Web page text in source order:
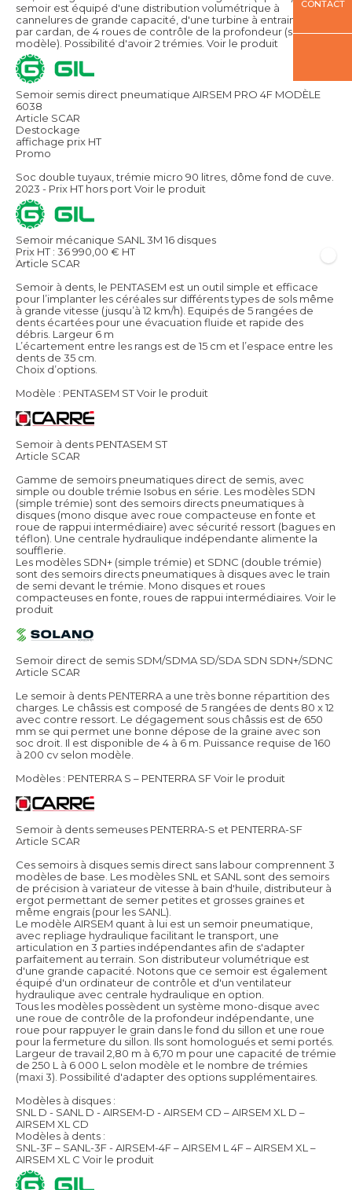
semoir est équipé d'une distribution volumétrique à
cannelures de grande capacité, d'une turbine à entrainement
par cardan, de 4 roues de contrôle de la profondeur (selon
modèle). Possibilité d'avoir 2 trémies. Voir le produit
Semoir semis direct pneumatique AIRSEM PRO 4F MODÈLE
6038
Article SCAR
Destockage
affichage prix HT
Promo
Soc double tuyaux, trémie micro 90 litres, dôme fond de cuve.
2023 - Prix HT hors port Voir le produit
Semoir mécanique SANL 3M 16 disques
Prix HT : 36 990,00 € HT
Article SCAR
Semoir à dents, le PENTASEM est un outil simple et efficace
pour l’implanter les céréales sur différents types de sols même
à grande vitesse (jusqu’à 12 km/h). Equipés de 5 rangées de
dents écartées pour une évacuation fluide et rapide des
débris. Largeur 6 m
L’écartement entre les rangs est de 15 cm et l’espace entre les
dents de 35 cm.
Choix d’options.
Modèle : PENTASEM STVoir le produit
Semoir à dents PENTASEM ST
Article SCAR
Gamme de semoirs pneumatiques direct de semis, avec
simple ou double trémie Isobus en série. Les modèles SDN
(simple trémie) sont des semoirs directs pneumatiques à
disques (mono disque avec roue compacteuse en fonte et
roue de rappui intermédiaire) avec sécurité ressort (bagues en
téflon). Une centrale hydraulique indépendante alimente la
soufflerie.
Les modèles SDN+ (simple trémie) et SDNC (double trémie)
sont des semoirs directs pneumatiques à disques avec le train
de semi devant le trémie. Mono disques et roues
compacteuses en fonte, roues de rappui intermédiaires. Voir le
produit
Semoir direct de semis SDM/SDMA SD/SDA SDN SDN+/SDNC
Article SCAR
Le semoir à dents PENTERRA a une très bonne répartition des
charges. Le châssis est composé de 5 rangées de dents 80 x 12
avec contre ressort. Le dégagement sous châssis est de 650
mm se qui permet une bonne dépose de la graine avec son
soc droit. Il est disponible de 4 à 6 m. Puissance requise de 160
à 200 cv selon modèle.
Modèles : PENTERRA S – PENTERRA SFVoir le produit
Semoir à dents semeuses PENTERRA-S et PENTERRA-SF
Article SCAR
Ces semoirs à disques semis direct sans labour comprennent 3
modèles de base. Les modèles SNL et SANL sont des semoirs
de précision à variateur de vitesse à bain d'huile, distributeur à
ergot permettant de semer petites et grosses graines et
même engrais (pour les SANL).
Le modèle AIRSEM quant à lui est un semoir pneumatique,
avec repliage hydraulique facilitant le transport, une
articulation en 3 parties indépendantes afin de s'adapter
parfaitement au terrain. Son distributeur volumétrique est
d'une grande capacité. Notons que ce semoir est également
équipé d'un ordinateur de contrôle et d'un ventilateur
hydraulique avec centrale hydraulique en option.
Tous les modèles possèdent un système mono-disque avec
une roue de contrôle de la profondeur indépendante, une
roue pour rappuyer le grain dans le fond du sillon et une roue
pour la fermeture du sillon. Ils sont homologués et semi portés.
Largeur de travail 2,80 m à 6,70 m pour une capacité de trémie
de 250 L à 6 000 L selon modèle et le nombre de trémies
(maxi 3). Possibilité d'adapter des options supplémentaires.
Modèles à disques :
SNL D - SANL D - AIRSEM-D - AIRSEM CD – AIRSEM XL D –
AIRSEM XL CD
Modèles à dents :
SNL-3F – SANL-3F - AIRSEM-4F – AIRSEM L 4F – AIRSEM XL –
AIRSEM XL C Voir le produit
CONTACT